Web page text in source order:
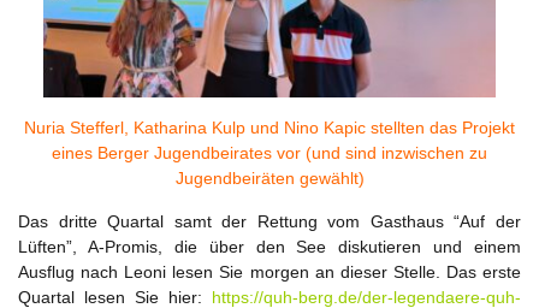
Nuria Stefferl, Katharina Kulp und Nino Kapic stellten das Projekt
eines Berger Jugendbeirates vor (und sind inzwischen zu
Jugendbeiräten gewählt)
Das dritte Quartal samt der Rettung vom Gasthaus “Auf der
Lüften”, A-Promis, die über den See diskutieren und einem
Ausflug nach Leoni lesen Sie morgen an dieser Stelle. Das erste
Quartal lesen Sie hier: https://quh-berg.de/der-legendaere-quh-